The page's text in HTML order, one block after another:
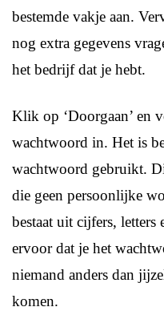
bestemde vakje aan.
nog extra gegevens
het bedrijf dat je hebt.
Klik op ‘Doorgaan’ en
wachtwoord in. Het is
wachtwoord gebruikt.
die geen persoonlijke
bestaat uit cijfers, letters
ervoor dat je het
niemand anders dan
komen.